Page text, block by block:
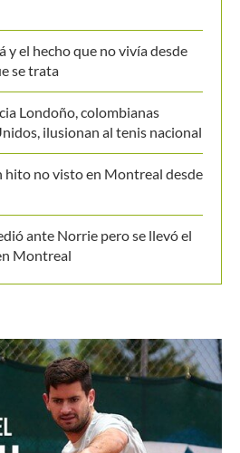
y el hecho que no vivía desde
se trata
Londoño, colombianas
ilusionan al tenis nacional
hito no visto en Montreal desde
ante Norrie pero se llevó el
Montreal